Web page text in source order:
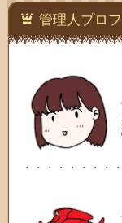
先 管理人プロ
・・・・・・・・